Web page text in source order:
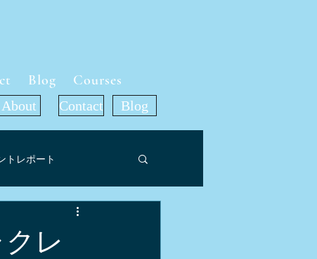
Blog Courses
About Contact Blog
トレポート
レ